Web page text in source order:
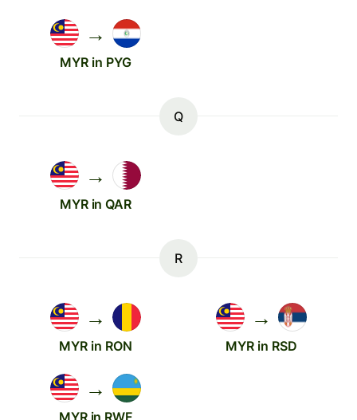
→
MYR in PYG
Q
→
MYR in QAR
R
→
MYR in RON
→
MYR in RSD
→
MYR in RWF